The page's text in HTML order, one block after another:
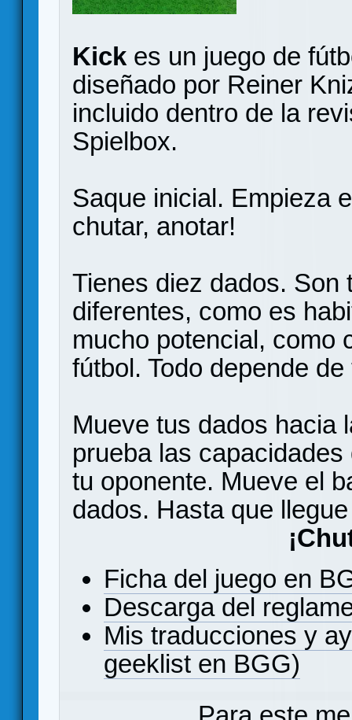
Kick es un juego de
diseñado por Reiner
incluido dentro de la
Spielbox.
Saque inicial. Empieza
chutar, anotar!
Tienes diez dados. Son
diferentes, como es
mucho potencial, como
fútbol. Todo depende
Mueve tus dados hacia
prueba las
tu oponente. Mueve el
dados. Hasta que
Ficha del juego en
Descarga del
Mis traducciones y
geeklist en BGG)